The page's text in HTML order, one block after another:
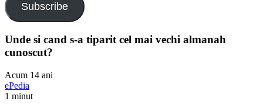
Subscribe
Unde si cand s-a tiparit cel mai vechi almanah
cunoscut?
Acum 14 ani
ePedia
1 minut